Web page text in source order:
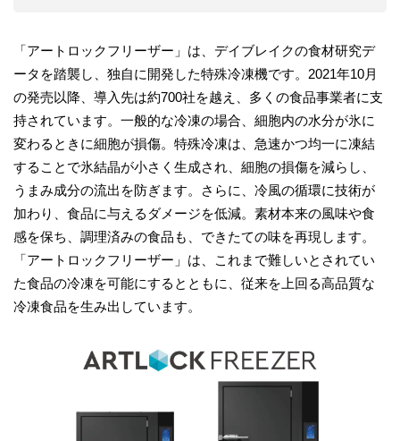
「アートロックフリーザー」は、デイブレイクの食材研究デ
ータを踏襲し、独自に開発した特殊冷凍機です。2021年10月
の発売以降、導入先は約700社を越え、多くの食品事業者に支
持されています。一般的な冷凍の場合、細胞内の水分が氷に
変わるときに細胞が損傷。特殊冷凍は、急速かつ均一に凍結
することで氷結晶が小さく生成され、細胞の損傷を減らし、
うまみ成分の流出を防ぎます。さらに、冷風の循環に技術が
加わり、食品に与えるダメージを低減。素材本来の風味や食
感を保ち、調理済みの食品も、できたての味を再現します。
「アートロックフリーザー」は、これまで難しいとされてい
た食品の冷凍を可能にするとともに、従来を上回る高品質な
冷凍食品を生み出しています。